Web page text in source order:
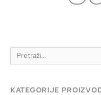
KATEGORIJE